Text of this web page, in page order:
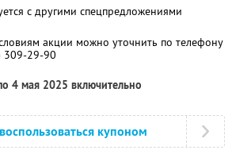
с другими спецпредложениями
акции можно уточнить по телефону
309-29-90
4 мая 2025 включительно
купоном